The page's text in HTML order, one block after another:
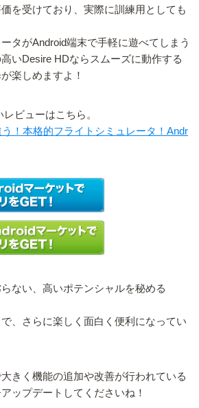
を受けており、実際に訓練用としても
タがAndroid端末で手軽に遊べてしまう
いDesire HDならスムーズに動作する
楽しめますよ！
レビューはこちら。
！本格的フライトシミュレータ！Andr
ない、高いポテンシャルを秘める
、さらに楽しく面白く便利になってい
きく機能の追加や改善が行われている
ップデートしてくださいね！